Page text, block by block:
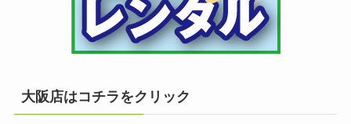
大阪店はコチラをクリック